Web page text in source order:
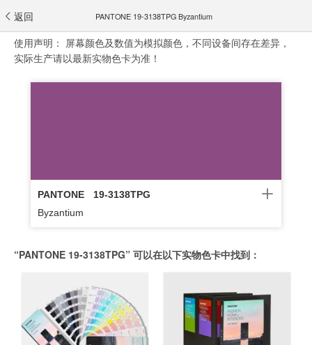
返回 PANTONE 19-3138TPG Byzantium
使用声明： 屏幕颜色及数值为模拟颜色，不同设备间存在差异，
实际生产请以最新实物色卡为准！
PANTONE
19-3138TPG
Byzantium
“PANTONE 19-3138TPG” 可以在以下实物色卡中找到：